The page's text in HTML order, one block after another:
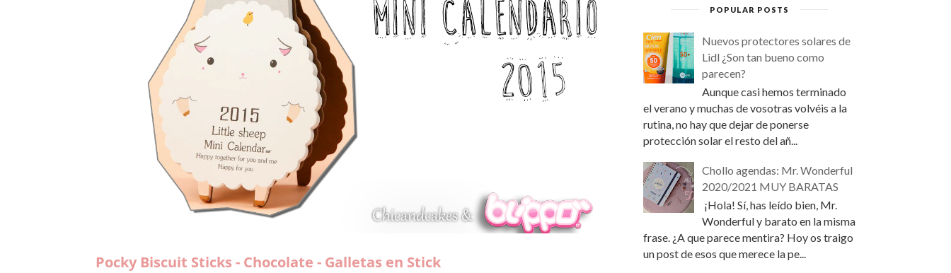
Pocky Biscuit Sticks - Chocolate - Galletas en Stick
POPULAR POSTS
Nuevos protectores solares de
Lidl ¿Son tan bueno como
parecen?
Aunque casi hemos terminado
el verano y muchas de vosotras volvéis a la
rutina, no hay que dejar de ponerse
protección solar el resto del añ...
Chollo agendas: Mr. Wonderful
2020/2021 MUY BARATAS
¡Hola! Sí, has leído bien, Mr.
Wonderful y barato en la misma
frase. ¿A que parece mentira? Hoy os traigo
un post de esos que merece la pe...